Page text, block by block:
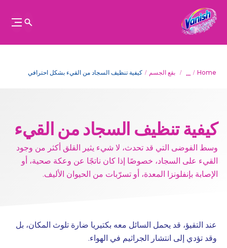
Home
... بقع الجسم كيفية تنظيف السجاد من القيء بشكل احترافي
كيفية تنظيف السجاد من القيء
وسط الفوضى التي قد تحدث، لا شيء يثير القلق أكثر من وجود
القيء على السجاد، خصوصًا إذا كان ناتجًا عن وعكة صحية، أو
الإصابة بإنفلونزا المعدة، أو تسرّبات من الحيوان الأليف.
عند التقيؤ، قد يحمل السائل معه بكتيريا ضارة تلوث المكان، بل
وقد تؤدي إلى انتشار الجراثيم في الهواء.